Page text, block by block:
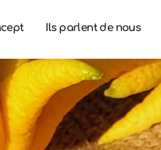
Ils parlent de nous